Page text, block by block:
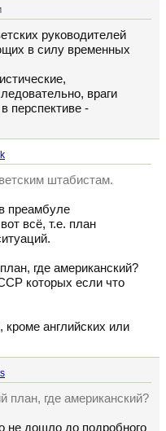
руководителей
в силу временных
враги
перспективе -
штабистам.
преамбуле
всё, т.е. план
где американский?
которых если что
английских или
план, где американский?
не дошло до подробного